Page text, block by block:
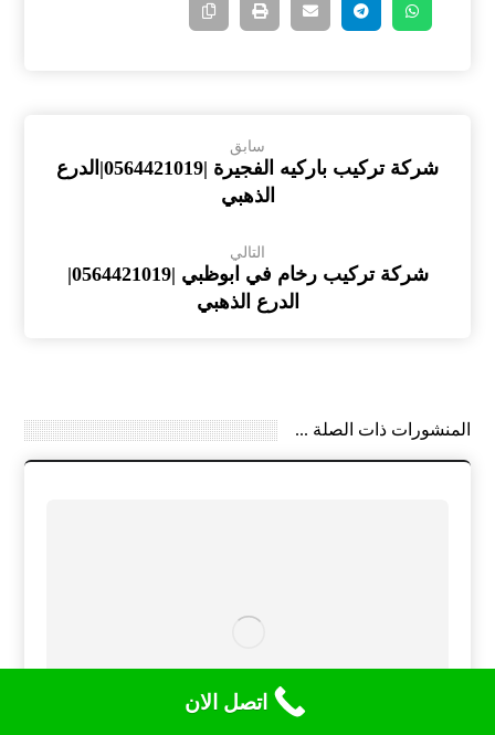
سابق
شركة تركيب باركيه الفجيرة |0564421019|الدرع
الذهبي
التالي
شركة تركيب رخام في ابوظبي |0564421019|
الدرع الذهبي
المنشورات ذات الصلة ...
اتصل الان